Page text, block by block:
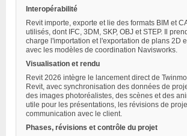
Interopérabilité
Revit importe, exporte et lie des formats BIM et
utilisés, dont IFC, 3DM, SKP, OBJ et STEP. Il
charge l'importation et l'exportation de plans 2D
avec les modèles de coordination Navisworks.
Visualisation et rendu
Revit 2026 intègre le lancement direct de
Revit, avec synchronisation des données de
des images photoréalistes, des scènes et des
utile pour les présentations, les révisions de
communication avec le client.
Phases, révisions et contrôle du projet